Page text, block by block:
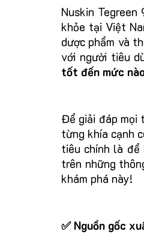
Nuskin
khỏe tại Việt
dược phẩm và
với người tiêu
tốt đến mức
Để giải đáp mọi
từng khía cạnh
tiêu chính là để
trên những
khám phá này!
✅ Nguồn gốc